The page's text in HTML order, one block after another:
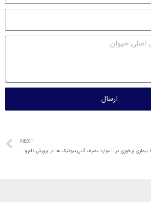
ارسال
انتروتوکسمی، قلوه نرمی یا بیماری پرخوری در دام؛ پیشگیری و درمان
NEXT
موارد مصرف آنتی بیوتیک ها در پرورش دام و طیور